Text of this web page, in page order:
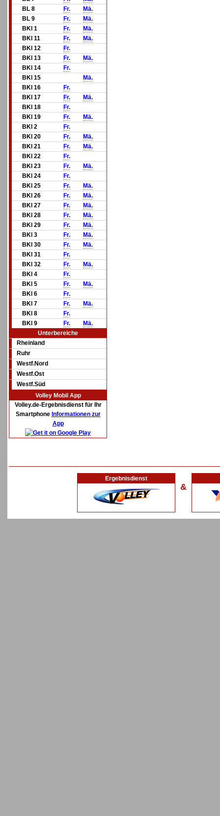
BL 8
Fr.
Mä.
BL 9
Fr.
Mä.
BKl 1
Fr.
Mä.
BKl 11
Fr.
Mä.
BKl 12
Fr.
BKl 13
Fr.
Mä.
BKl 14
Fr.
BKl 15
Mä.
BKl 16
Fr.
BKl 17
Fr.
Mä.
BKl 18
Fr.
BKl 19
Fr.
Mä.
BKl 2
Fr.
BKl 20
Fr.
Mä.
BKl 21
Fr.
Mä.
BKl 22
Fr.
BKl 23
Fr.
Mä.
BKl 24
Fr.
BKl 25
Fr.
Mä.
BKl 26
Fr.
Mä.
BKl 27
Fr.
Mä.
BKl 28
Fr.
Mä.
BKl 29
Fr.
Mä.
BKl 3
Fr.
Mä.
BKl 30
Fr.
Mä.
BKl 31
Fr.
BKl 32
Fr.
Mä.
BKl 4
Fr.
BKl 5
Fr.
Mä.
BKl 6
Fr.
BKl 7
Fr.
Mä.
BKl 8
Fr.
BKl 9
Fr.
Mä.
Unterbereiche
Rheinland
Ruhr
Westf.Nord
Westf.Ost
Westf.Süd
Volley Mobil App
Volley.de-Ergebnisdienst für Ihr
Smartphone Informationen zur
App
Ergebnisdienst
&